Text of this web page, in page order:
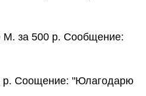
М. за 500 р. Сообщение:
р. Соощение: "Юлагодарю